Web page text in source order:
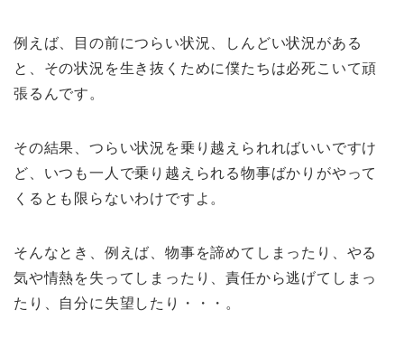
例えば、目の前につらい状況、しんどい状況がある
と、その状況を生き抜くために僕たちは必死こいて頑
張るんです。
その結果、つらい状況を乗り越えられればいいですけ
ど、いつも一人で乗り越えられる物事ばかりがやって
くるとも限らないわけですよ。
そんなとき、例えば、物事を諦めてしまったり、やる
気や情熱を失ってしまったり、責任から逃げてしまっ
たり、自分に失望したり・・・。